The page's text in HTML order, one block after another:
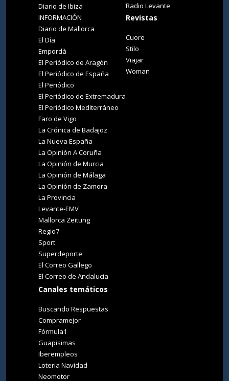
Diario de Ibiza
INFORMACIÓN
Diario de Mallorca
El Día
Empordà
El Periódico de Aragón
El Periódico de España
El Periódico
El Periódico de Extremadura
El Periódico Mediterráneo
Faro de Vigo
La Crónica de Badajoz
La Nueva España
La Opinión A Coruña
La Opinión de Murcia
La Opinión de Málaga
La Opinión de Zamora
La Provincia
Levante-EMV
Mallorca Zeitung
Regio7
Sport
Superdeporte
El Correo Gallego
El Correo de Andalucia
Canales temáticos
Buscando Respuestas
Compramejor
Fórmula1
Guapisimas
Iberempleos
Loteria Navidad
Neomotor
Radio Levante
Revistas
Cuore
Stilo
Viajar
Woman